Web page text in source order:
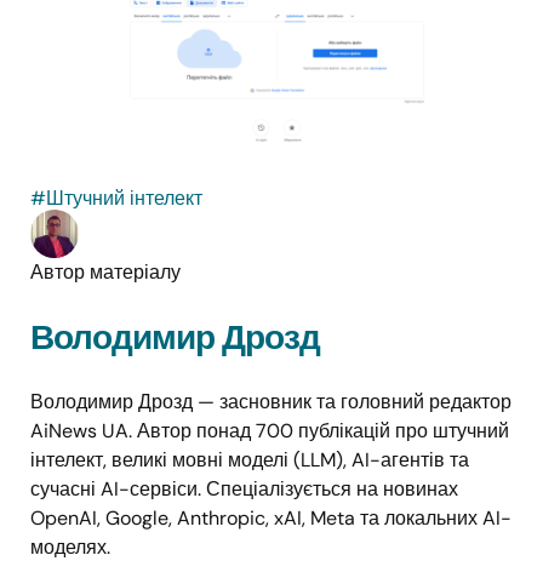
#Штучний інтелект
Автор матеріалу
Володимир Дрозд
Володимир Дрозд — засновник та головний редактор
AiNews UA. Автор понад 700 публікацій про штучний
інтелект, великі мовні моделі (LLM), AI-агентів та
сучасні AI-сервіси. Спеціалізується на новинах
OpenAI, Google, Anthropic, xAI, Meta та локальних AI-
моделях.